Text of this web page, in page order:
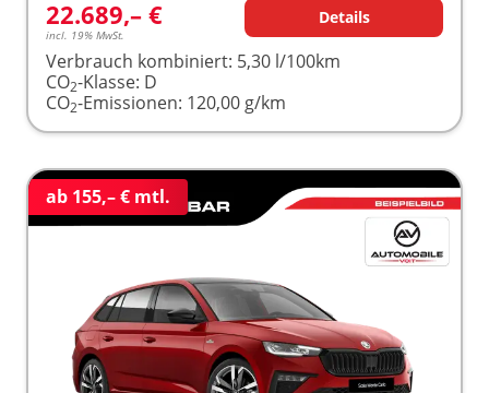
22.689,– €
incl. 19% MwSt.
Details
Verbrauch kombiniert: 5,30 l/100km
CO2-Klasse: D
CO2-Emissionen: 120,00 g/km
ab 155,– € mtl.